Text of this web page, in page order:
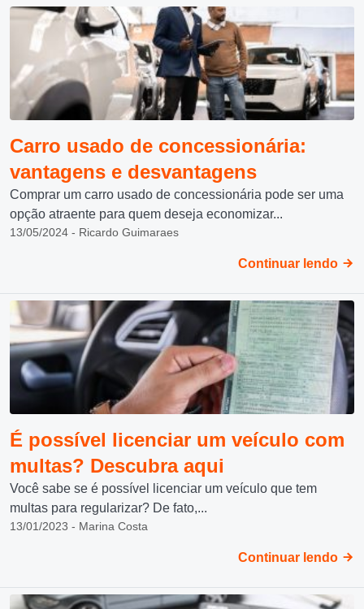
Carro usado de concessionária:
vantagens e desvantagens
Comprar um carro usado de concessionária pode ser uma
opção atraente para quem deseja economizar...
13/05/2024 - Ricardo Guimaraes
Continuar lendo
É possível licenciar um veículo com
multas? Descubra aqui
Você sabe se é possível licenciar um veículo que tem
multas para regularizar? De fato,...
13/01/2023 - Marina Costa
Continuar lendo